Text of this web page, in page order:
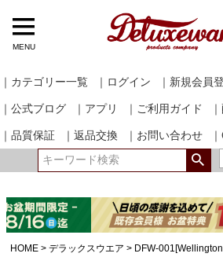
MENU
｜カテゴリー一覧 ｜ログイン ｜新規会員
｜公式ブログ ｜アプリ ｜ご利用ガイド
｜品質保証 ｜返品交換 ｜お問い合わせ
HOME デラックスウエア DFW-